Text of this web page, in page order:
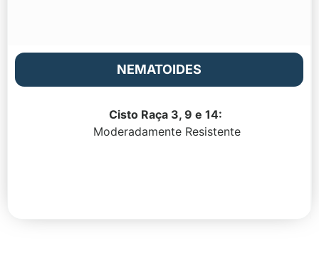
NEMATOIDES
Cisto Raça 3, 9 e 14:
Moderadamente Resistente